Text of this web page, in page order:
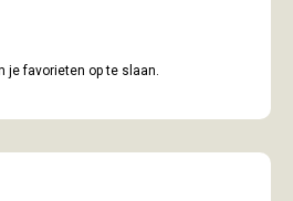
je favorieten op te slaan.